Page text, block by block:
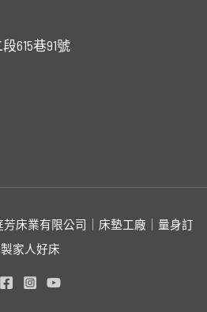
615巷91號
芳床業有限公司｜床墊工廠｜量身訂
製家人好床